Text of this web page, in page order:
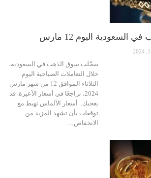
اليوم 12 مارس
سجّلت سوق الذهب في السعودية،
خلال التعاملات الصباحية اليوم
الثلاثاء الموافق 12 من شهر مارس
2024، تراجعًا في أسعار الأعيرة. قد
يعجبك.. أسعار الألماس تهبط مع
توقعات بأن تشهد المزيد من
الانخفاض…